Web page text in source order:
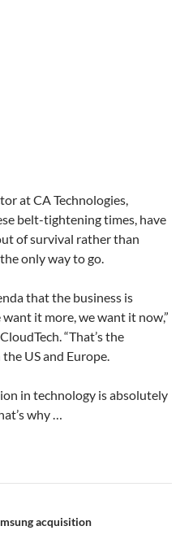
at CA Technologies,
belt-tightening times, have
of survival rather than
only way to go.
that the business is
it more, we want it now,”
“That’s the
US and Europe.
in technology is absolutely
why …
acquisition